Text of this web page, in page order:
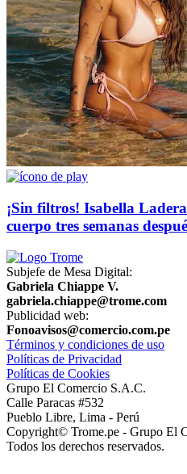
¡Sin filtros! Isabella
cuerpo tres semanas
Subjefe de Mesa Digital:
Gabriela Chiappe V.
gabriela.chiappe@trome.com
Publicidad web:
Fonoavisos@comercio.com.pe
Términos y condiciones de uso
Políticas de Privacidad
Políticas de Cookies
Grupo El Comercio S.A.C.
Calle Paracas #532
Pueblo Libre, Lima - Perú
Copyright© Trome.pe - Grupo El
Todos los derechos reservados.